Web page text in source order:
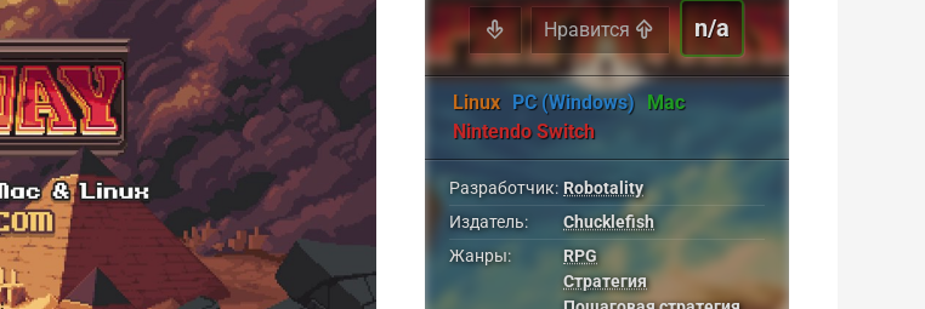
Нравится n/a
Linux PC (Windows) Mac
Nintendo Switch
Разработчик: Robotality
Издатель:
Chucklefish
Жанры:
RPG
Стратегия